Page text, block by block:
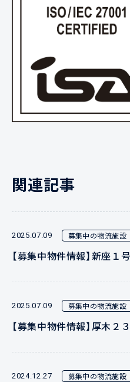
関連記事
2025.07.09 募集中の物流施設
【募集中物件情報】新座１
2025.07.09 募集中の物流施設
【募集中物件情報】厚木２
2024.12.27 募集中の物流施設